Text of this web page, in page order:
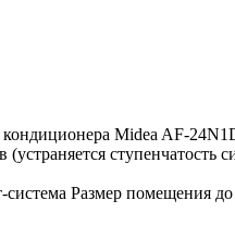
Midea AF-
ступенчатость
Размер помещения